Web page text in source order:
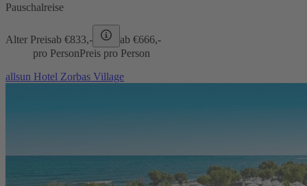
Pauschalreise
Alter Preisab €833,- ab €666,-
pro PersonPreis pro Person
allsun Hotel Zorbas Village